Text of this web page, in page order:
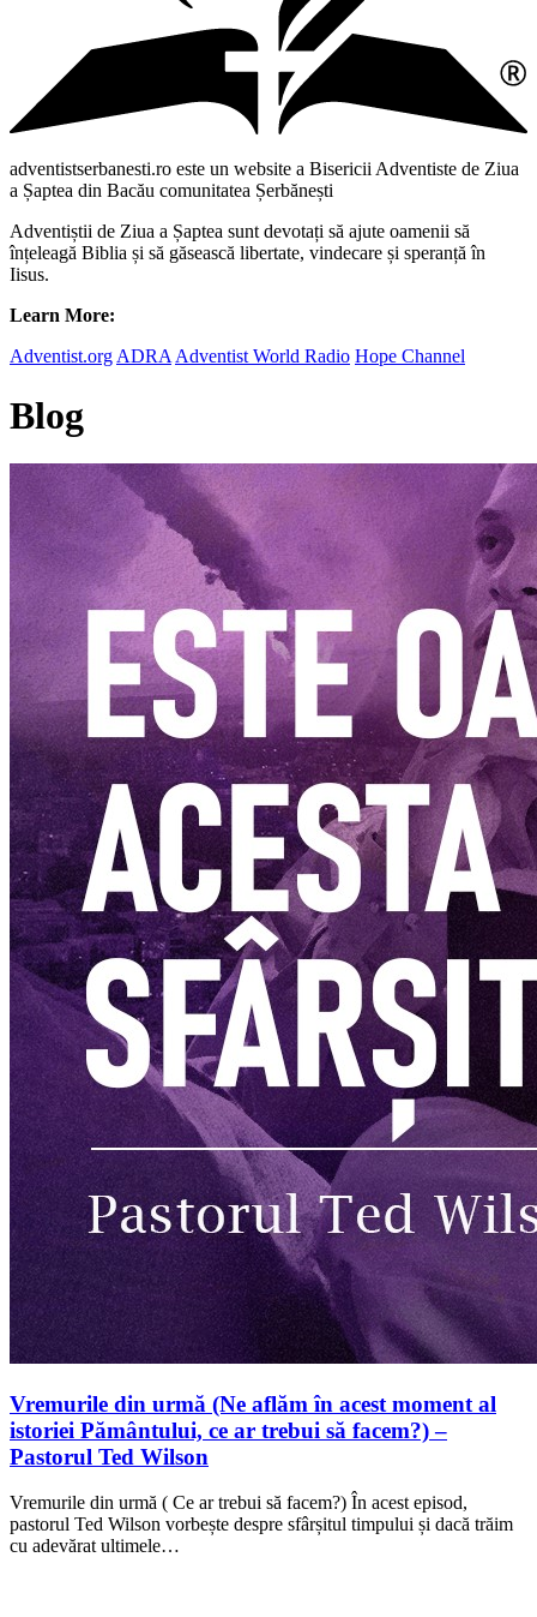
adventistserbanesti.ro este un website a Bisericii Adventiste de Ziua
a Șaptea din Bacău comunitatea Șerbănești
Adventiștii de Ziua a Șaptea sunt devotați să ajute oamenii să
înțeleagă Biblia și să găsească libertate, vindecare și speranță în
Iisus.
Learn More:
Adventist.org ADRA Adventist World Radio Hope Channel
Blog
Vremurile din urmă (Ne aflăm în acest moment al
istoriei Pământului, ce ar trebui să facem?) –
Pastorul Ted Wilson
Vremurile din urmă ( Ce ar trebui să facem?) În acest episod,
pastorul Ted Wilson vorbește despre sfârșitul timpului și dacă trăim
cu adevărat ultimele…